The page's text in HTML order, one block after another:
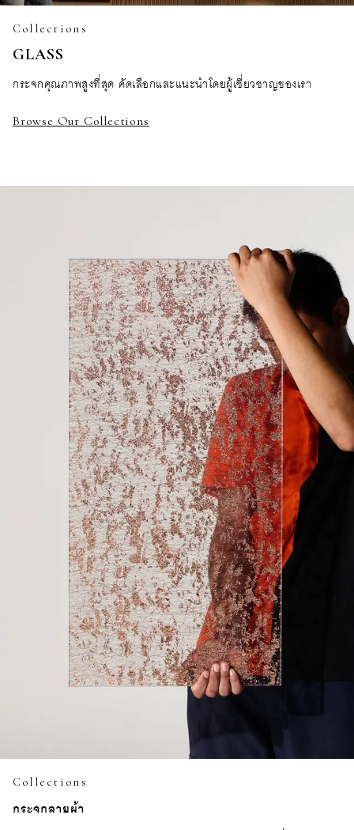
Collections
GLASS
กระจกคุณภาพสูงที่สุด คัดเลือกและแนะนำโดยผู้เชี่ยวชาญของเรา
Browse Our Collections
Collections
กระจกลายผ้า